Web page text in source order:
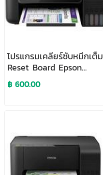
โปรแกรมเคลียร์ซับหมึกเต็ม
Reset Board Epson
L5190
฿ 600.00